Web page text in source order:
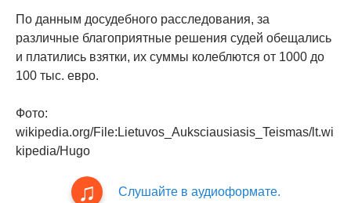
По данным досудебного расследования, за
различные благоприятные решения судей обещались
и платились взятки, их суммы колеблются от 1000 до
100 тыс. евро.
Фото:
wikipedia.org/File:Lietuvos_Auksciausiasis_Teismas/lt.wi
kipedia/Hugo
Слушайте в аудиоформате.